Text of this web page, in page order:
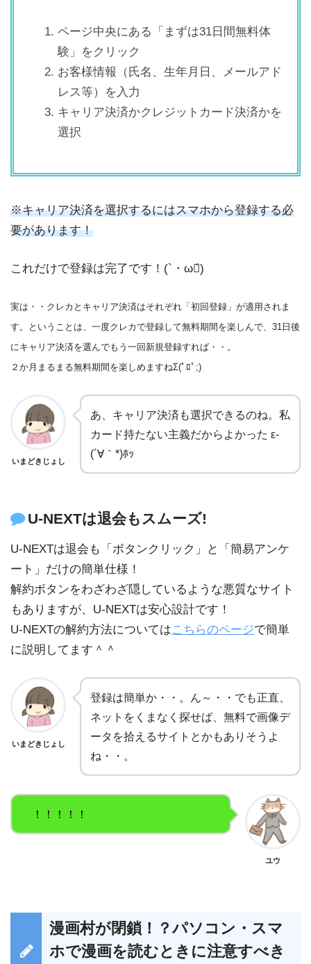
ページ中央にある「まずは31日間無料体
験」をクリック
お客様情報（氏名、生年月日、メールアド
レス等）を入力
キャリア決済かクレジットカード決済かを
選択
※キャリア決済を選択するにはスマホから登録する必
要があります！
これだけで登録は完了です！(`・ω・́)ゞ
実は・・クレカとキャリア決済はそれぞれ「初回登録」が適用されま
す。ということは、一度クレカで登録して無料期間を楽しんで、31日後
にキャリア決済を選んでもう一回新規登録すれば・・。
２か月まるまる無料期間を楽しめますねΣ(ﾟﾛﾟ;)
いまどきじょし
あ、キャリア決済も選択できるのね。私
カード持たない主義だからよかった ε-
(´∀｀*)ﾎｯ
U-NEXTは退会もスムーズ!
U-NEXTは退会も「ボタンクリック」と「簡易アンケ
ート」だけの簡単仕様！
解約ボタンをわざわざ隠しているような悪質なサイト
もありますが、U-NEXTは安心設計です！
U-NEXTの解約方法についてはこちらのページで簡単
に説明してます＾＾
いまどきじょし
登録は簡単か・・。ん～・・でも正直、
ネットをくまなく探せば、無料で画像デ
ータを拾えるサイトとかもありそうよ
ね・・。
！！！！！
ユウ
漫画村が閉鎖！？パソコン・スマ
ホで漫画を読むときに注意すべき